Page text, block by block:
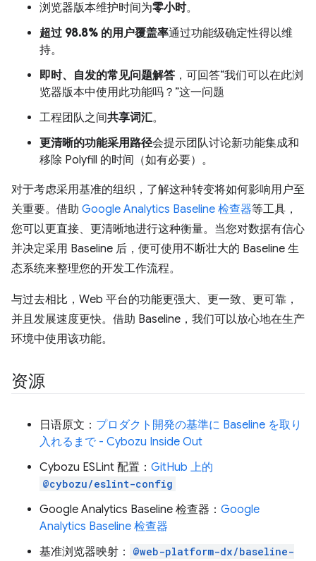
浏览器版本维护时间为零小时。
超过 98.8% 的用户覆盖率通过功能级确定性得以维
持。
即时、自发的常见问题解答 ，可回答“我们可以在此浏
览器版本中使用此功能吗？”这一问题
工程团队之间共享词汇。
更清晰的功能采用路径会提示团队讨论新功能集成和
移除 Polyfill 的时间（如有必要）。
对于考虑采用基准的组织，了解这种转变将如何影响用户至
关重要。借助 Google Analytics Baseline 检查器等工具，
您可以更直接、更清晰地进行这种衡量。当您对数据有信心
并决定采用 Baseline 后，便可使用不断壮大的 Baseline 生
态系统来整理您的开发工作流程。
与过去相比，Web 平台的功能更强大、更一致、更可靠，
并且发展速度更快。借助 Baseline，我们可以放心地在生产
环境中使用该功能。
资源
日语原文： プロダクト開発の基準に Baseline を取り
入れるまで - Cybozu Inside Out
Cybozu ESLint 配置： GitHub 上的
@cybozu/eslint-config
Google Analytics Baseline 检查器： Google
Analytics Baseline 检查器
基准浏览器映射：
@web-platform-dx/baseline-